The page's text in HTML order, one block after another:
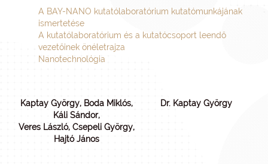
A BAY-NANO kutatólaboratórium kutatómunkájának
ismertetése
A kutatólaboratórium és a kutatócsoport leendő
vezetőinek önéletrajza
Nanotechnológia
Kaptay György, Boda Miklós,
Káli Sándor,
Veres László, Csepeli György,
Hajtó János
Dr. Kaptay György